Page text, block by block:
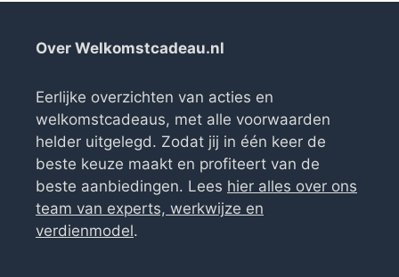
Over Welkomstcadeau.nl
Eerlijke overzichten van acties en
welkomstcadeaus, met alle voorwaarden
helder uitgelegd. Zodat jij in één keer de
beste keuze maakt en profiteert van de
beste aanbiedingen. Lees hier alles over ons
team van experts, werkwijze en
verdienmodel.